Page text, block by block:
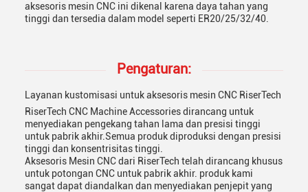
aksesoris mesin CNC ini dikenal karena daya tahan yang
tinggi dan tersedia dalam model seperti ER20/25/32/40.
Pengaturan:
Layanan kustomisasi untuk aksesoris mesin CNC RiserTech
RiserTech CNC Machine Accessories dirancang untuk
menyediakan pengekang tahan lama dan presisi tinggi
untuk pabrik akhir.Semua produk diproduksi dengan presisi
tinggi dan konsentrisitas tinggi.
Aksesoris Mesin CNC dari RiserTech telah dirancang khusus
untuk potongan CNC untuk pabrik akhir. produk kami
sangat dapat diandalkan dan menyediakan penjepit yang